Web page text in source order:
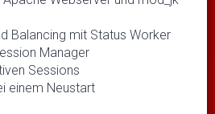
Balancing mit Status Worker
Manager
Sessions
einem Neustart